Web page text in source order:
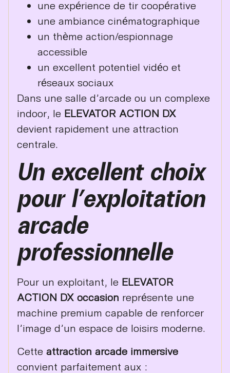
une expérience de tir coopérative
une ambiance cinématographique
un thème action/espionnage
accessible
un excellent potentiel vidéo et
réseaux sociaux
Dans une salle d’arcade ou un complexe
indoor, le ELEVATOR ACTION DX
devient rapidement une attraction
centrale.
Un excellent choix
pour l’exploitation
arcade
professionnelle
Pour un exploitant, le ELEVATOR
ACTION DX occasion représente une
machine premium capable de renforcer
l’image d’un espace de loisirs moderne.
Cette attraction arcade immersive
convient parfaitement aux :